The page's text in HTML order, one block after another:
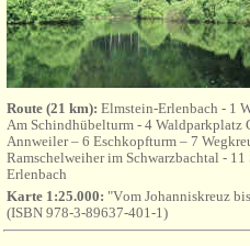
Route (21 km): Elmstein-Erlenbach - 1
Am Schindhübelturm - 4 Waldparkplatz
Annweiler – 6 Eschkopfturm – 7
Ramschelweiher im Schwarzbachtal -
Erlenbach
Karte 1:25.000: "Vom Johanniskreuz
(ISBN 978-3-89637-401-1)